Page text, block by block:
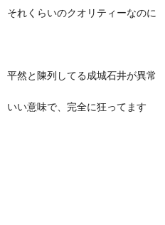
それくらいのクオリティーなのに
平然と陳列してる成城石井が異常
いい意味で、完全に狂ってます